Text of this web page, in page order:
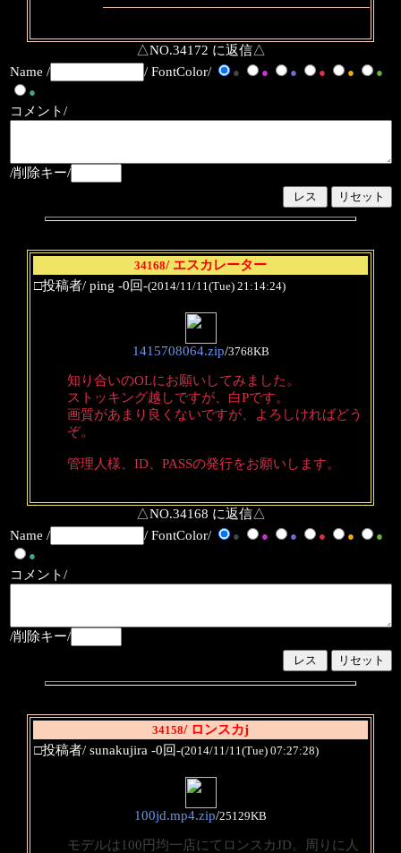
△NO.34172 に返信△
Name /
/ FontColor/ ● ● ● ● ●
●
●
コメント/
/削除キー/
34168/ エスカレーター
□投稿者/ ping -0回-(2014/11/11(Tue) 21:14:24)
1415708064.zip/3768KB
知り合いのOLにお願いしてみました。
ストッキング越しですが、白Pです。
画質があまり良くないですが、よろしければどう
ぞ。
管理人様、ID、PASSの発行をお願いします。
△NO.34168 に返信△
Name /
/ FontColor/ ● ● ● ● ●
●
●
コメント/
/削除キー/
34158/ ロンスカj
□投稿者/ sunakujira -0回-(2014/11/11(Tue) 07:27:28)
100jd.mp4.zip/25129KB
モデルは100円均一店にてロンスカJD。周りに人